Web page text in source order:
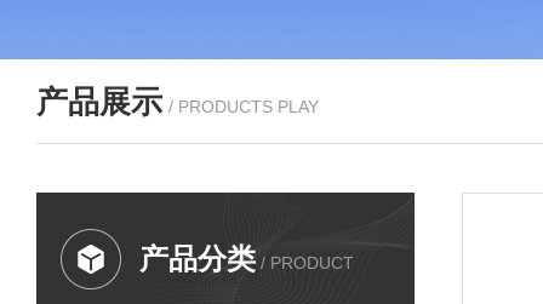
产品展示 / PRODUCTS PLAY
产品分类 / PRODUCT